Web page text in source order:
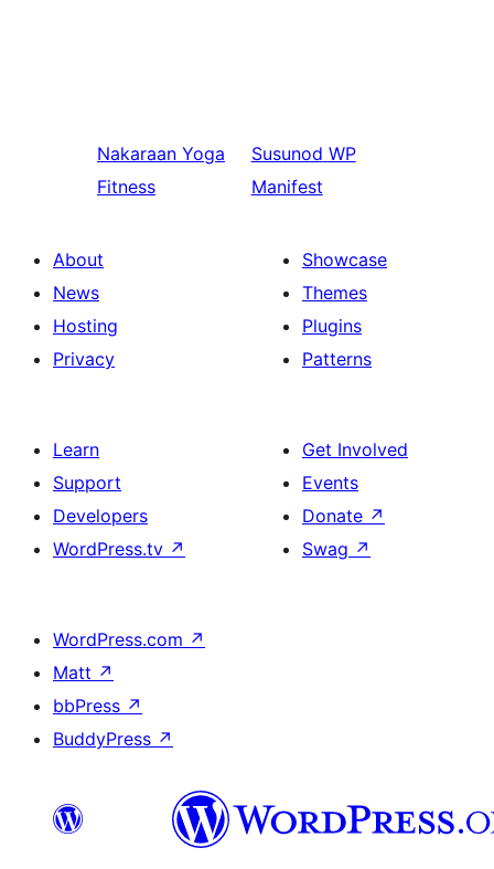
Nakaraan Yoga
Fitness
Susunod WP
Manifest
About
News
Hosting
Privacy
Showcase
Themes
Plugins
Patterns
Learn
Support
Developers
WordPress.tv ↗
Get Involved
Events
Donate ↗
Swag ↗
WordPress.com ↗
Matt ↗
bbPress ↗
BuddyPress ↗